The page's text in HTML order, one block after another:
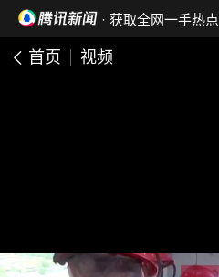
· 获取全网一手热点
首页 视频